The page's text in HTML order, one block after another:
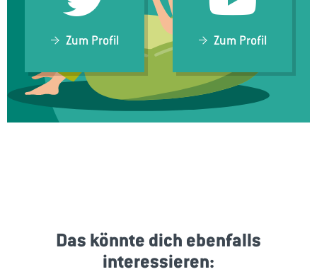
Zum Profil Zum Profil
Das könnte dich ebenfalls
interessieren: